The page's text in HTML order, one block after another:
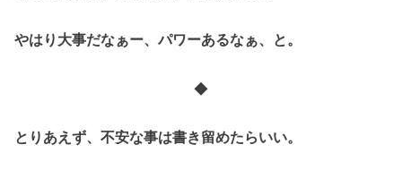
やはり大事だなぁー、パワーあるなぁ、と。
◆
とりあえず、不安な事は書き留めたらいい。